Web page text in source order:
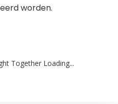
worden.
Together Loading...